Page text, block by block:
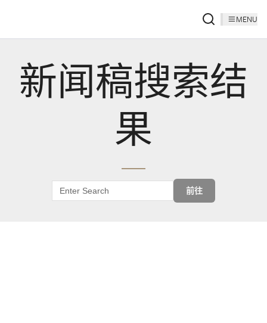
MENU
新闻稿搜索结
果
前往